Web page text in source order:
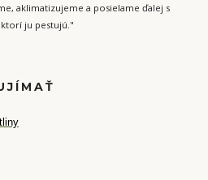
aklimatizujeme a posielame ďalej s
ju pestujú."